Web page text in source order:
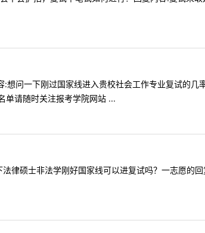
问一下刚过国家线进入贵校社会工作专业复试的几
单请随时关注报考学院网站 ...
硕士非法学刚好国家线可以进复试吗？一志愿的